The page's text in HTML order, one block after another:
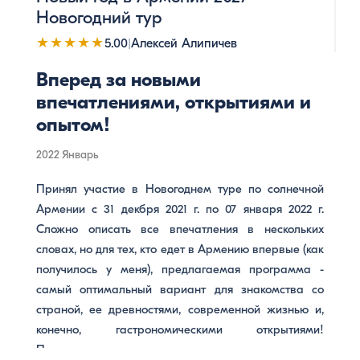
ступенями дабы с высоты семисотой ступени
любоваться Араратом и с пользой для фигуры ещё
и спуститься вниз по ступеням Каскада ? Армения!
Мы ещё вернёмся: дабы увидеть твои
достопримечательности, твоих гостеприимных
жителей, твои горы!
Новогодний тур
★★★★★5.00|Алексей Алипичев
Вперед за новыми
впечатлениями, открытиями и
опытом!
2022 Январь
Принял участие в Новогоднем туре по солнечной
Армении с 31 декбря 2021 г. по 07 января 2022 г.
Сложно описать все впечатления в нескольких
словах, но для тех, кто едет в Армению впервые (как
получилось у меня), предлагаемая программа -
самый оптимальный вариант для знакомства со
страной, ее древностями, современной жизнью и,
конечно, гастрономическими открытиями!
Программа очень насыщена , но не перегружена,